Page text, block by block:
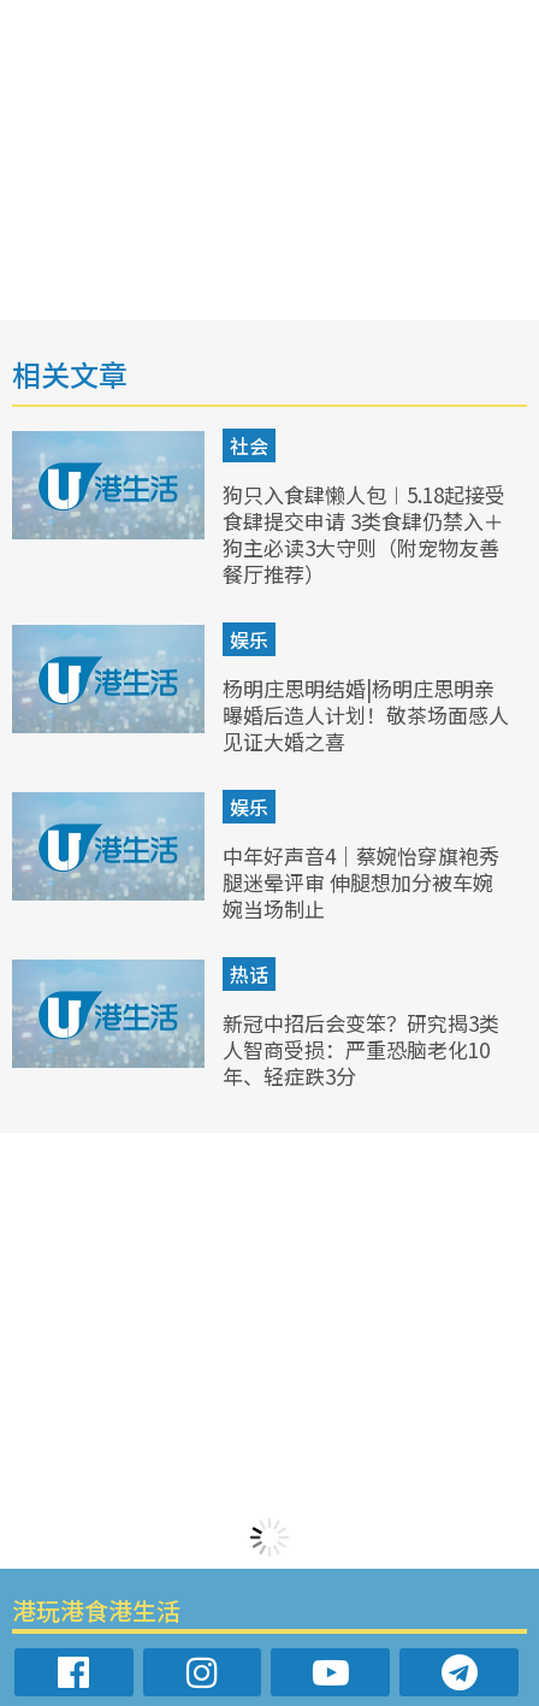
相关文章
社会
狗只入食肆懒人包︱5.18起接受
食肆提交申请 3类食肆仍禁入＋
狗主必读3大守则（附宠物友善
餐厅推荐）
娱乐
杨明庄思明结婚|杨明庄思明亲
曝婚后造人计划！敬茶场面感人
见证大婚之喜
娱乐
中年好声音4｜蔡婉怡穿旗袍秀
腿迷晕评审 伸腿想加分被车婉
婉当场制止
热话
新冠中招后会变笨？研究揭3类
人智商受损：严重恐脑老化10
年、轻症跌3分
港玩港食港生活